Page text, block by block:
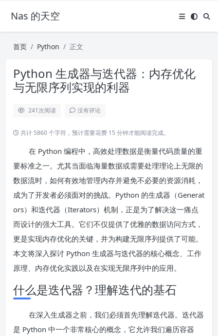
Nas 的天空
首页 Python 正文
Python 生成器与迭代器：内存优化
与无限序列实现的利器
241次阅读 没有评论
共计 5860 个字符，预计需要花费 15 分钟才能阅读完成。
在 Python 编程中，高效处理数据是衡量代码质量的重
要标准之一。尤其当面临海量数据或需要处理理论上无限的
数据流时，如何有效地管理内存并避免不必要的资源消耗，
成为了开发者必须面对的挑战。Python 的生成器（Generat
ors）和迭代器（Iterators）机制，正是为了解决这一痛点
而设计的强大工具。它们不仅提供了优雅的数据访问方式，
更是实现内存优化的关键，并为构建无限序列提供了可能。
本文将深入探讨 Python 生成器与迭代器的核心概念、工作
原理、内存优化实践以及在实现无限序列中的应用。
什么是迭代器？理解迭代的基石
在深入生成器之前，我们必须首先理解迭代器。迭代器
是 Python 中一个非常核心的概念，它允许我们遍历容器